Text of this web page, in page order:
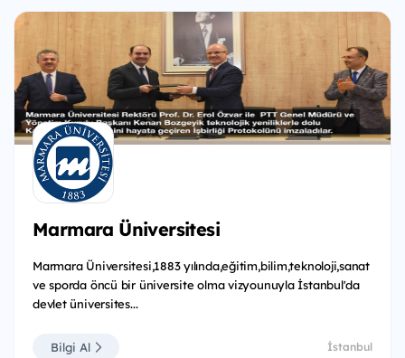
Marmara Üniversitesi
Marmara Üniversitesi,1883 yılında,eğitim,bilim,teknoloji,sanat
ve sporda öncü bir üniversite olma vizyounuyla İstanbul'da
devlet üniversites...
Bilgi Al İstanbul